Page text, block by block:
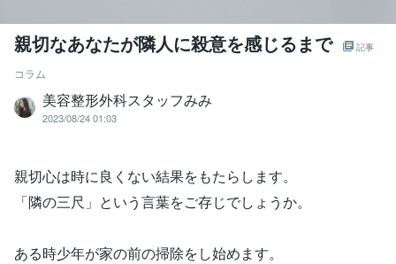
親切なあなたが隣人に殺意を感じるまで 記事
コラム
美容整形外科スタッフみみ
2023/08/24 01:03
親切心は時に良くない結果をもたらします。
「隣の三尺」という言葉をご存じでしょうか。
ある時少年が家の前の掃除をし始めます。